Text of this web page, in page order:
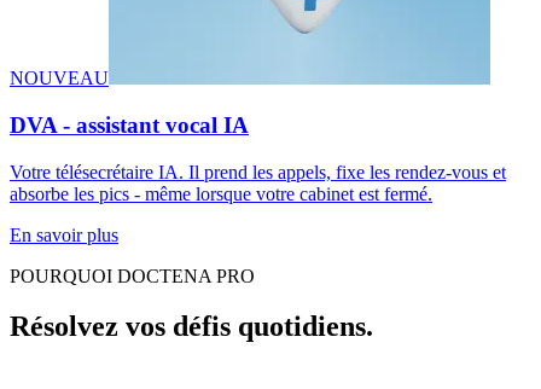
NOUVEAU
DVA - assistant vocal IA
Votre télésecrétaire IA. Il prend les appels, fixe les rendez-vous et
absorbe les pics - même lorsque votre cabinet est fermé.
En savoir plus
POURQUOI DOCTENA PRO
Résolvez vos défis quotidiens.